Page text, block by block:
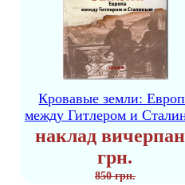
Кровавые земли:
между Гитлером и
наклад
грн.
850 грн.